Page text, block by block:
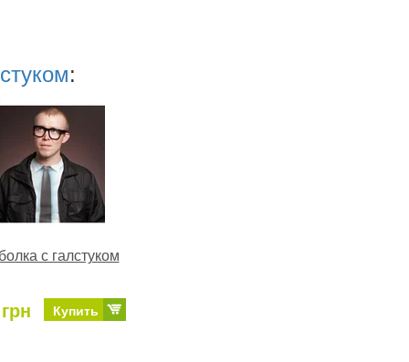
:
с галстуком
Купить